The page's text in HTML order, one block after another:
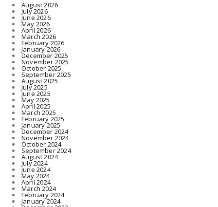
August 2026
July 2026
June 2026
May 2026
April 2026
March 2026
February 2026
January 2026
December 2025
November 2025
October 2025
September 2025
August 2025
July 2025
June 2025
May 2025
April 2025
March 2025
February 2025
January 2025
December 2024
November 2024
October 2024
September 2024
August 2024
July 2024
June 2024
May 2024
April 2024
March 2024
February 2024
January 2024